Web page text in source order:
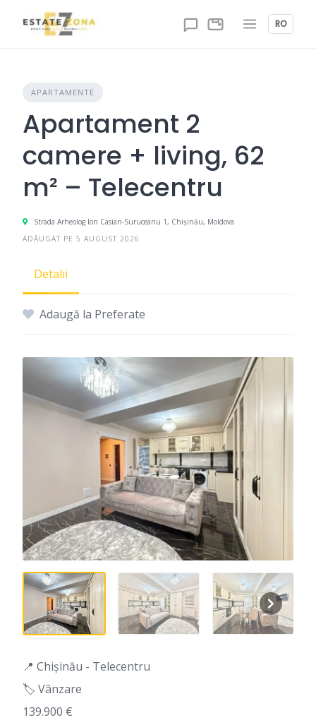
RO
APARTAMENTE
Apartament 2
camere + living, 62
m² – Telecentru
Strada Arheolog Ion Casian-Suruceanu 1, Chișinău, Moldova
ADĂUGAT PE 5 AUGUST 2026
Detalii
Adaugă la Preferate
📍 Chișinău - Telecentru
🏷️ Vânzare
139.900 €